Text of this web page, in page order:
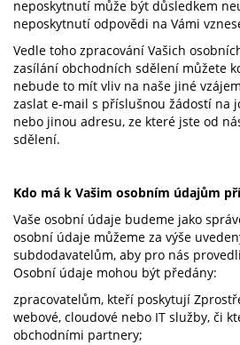
neposkytnutí může být důsledkem
neposkytnutí odpovědi na Vámi
Vedle toho zpracování Vašich
zasílání obchodních sdělení můžete
nebude to mít vliv na naše jiné
zaslat e-mail s příslušnou žádostí na
nebo jinou adresu, ze které jste od
sdělení.
Kdo má k Vašim osobním údajům
Vaše osobní údaje budeme jako
osobní údaje můžeme za výše
subdodavatelům, aby pro nás
Osobní údaje mohou být předány:
zpracovatelům, kteří poskytují
webové, cloudové nebo IT služby, či
obchodními partnery;